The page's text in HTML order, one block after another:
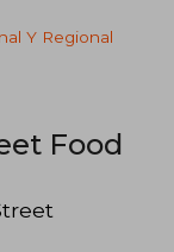
Y Regional
Food